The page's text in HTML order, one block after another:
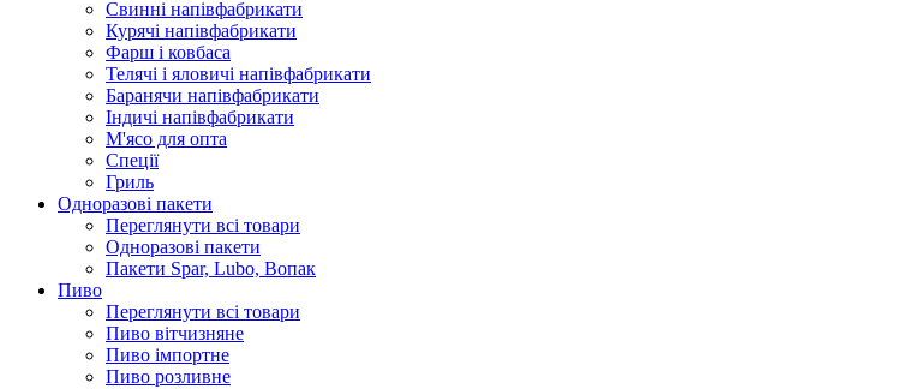
Свиннi напiвфабрикати
Курячi напiвфабрикати
Фарш i ковбаса
Телячi i яловичi напiвфабрикати
Баранячи напiвфабрикати
Iндичi напiвфабрикати
М'ясо для опта
Спеції
Гриль
Одноразові пакети
Переглянути всі товари
Одноразові пакети
Пакети Spar, Lubo, Вопак
Пиво
Переглянути всі товари
Пиво вітчизняне
Пиво імпортне
Пиво розливне